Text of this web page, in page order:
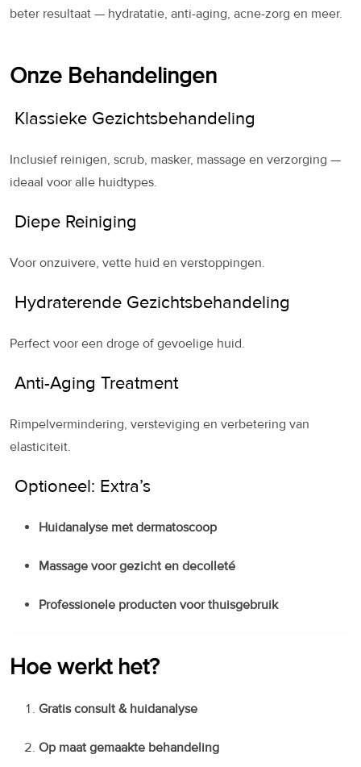
beter resultaat — hydratatie, anti-aging, acne-zorg en meer.
Onze Behandelingen
Klassieke Gezichtsbehandeling
Inclusief reinigen, scrub, masker, massage en verzorging —
ideaal voor alle huidtypes.
Diepe Reiniging
Voor onzuivere, vette huid en verstoppingen.
Hydraterende Gezichtsbehandeling
Perfect voor een droge of gevoelige huid.
Anti-Aging Treatment
Rimpelvermindering, versteviging en verbetering van
elasticiteit.
Optioneel: Extra’s
Huidanalyse met dermatoscoop
Massage voor gezicht en decolleté
Professionele producten voor thuisgebruik
Hoe werkt het?
Gratis consult & huidanalyse
Op maat gemaakte behandeling